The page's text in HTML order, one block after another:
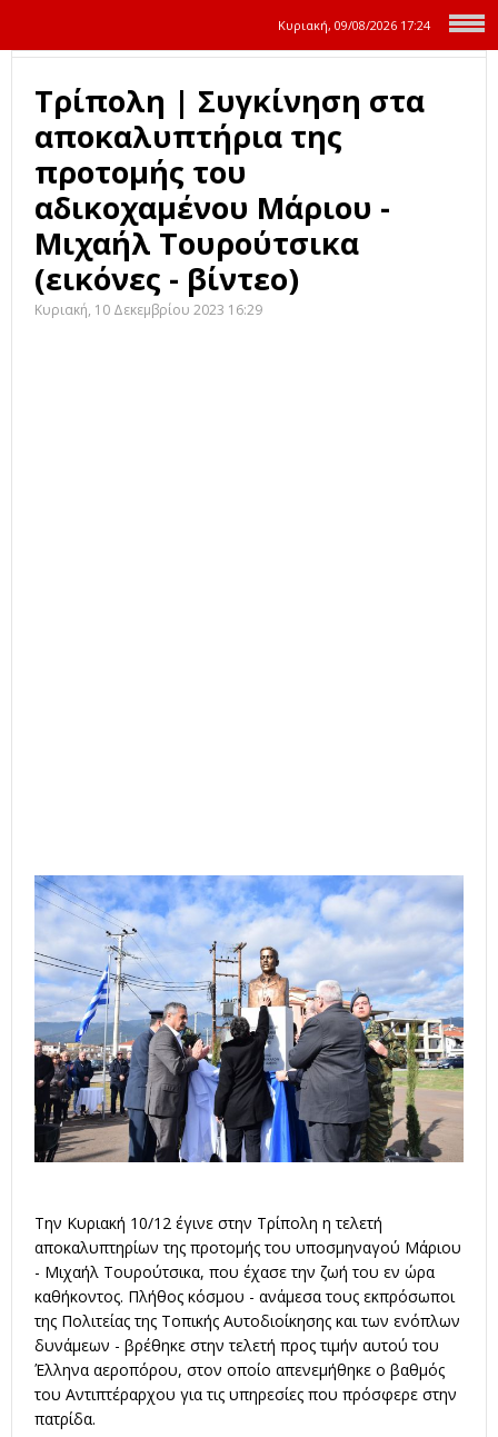
Κυριακή, 09/08/2026 17:24
Τρίπολη | Συγκίνηση στα
αποκαλυπτήρια της
προτομής του
αδικοχαμένου Μάριου -
Μιχαήλ Τουρούτσικα
(εικόνες - βίντεο)
Κυριακή, 10 Δεκεμβρίου 2023 16:29
Την Κυριακή 10/12 έγινε στην Τρίπολη η τελετή
αποκαλυπτηρίων της προτομής του υποσμηναγού Μάριου
- Μιχαήλ Τουρούτσικα, που έχασε την ζωή του εν ώρα
καθήκοντος. Πλήθος κόσμου - ανάμεσα τους εκπρόσωποι
της Πολιτείας της Τοπικής Αυτοδιοίκησης και των ενόπλων
δυνάμεων - βρέθηκε στην τελετή προς τιμήν αυτού του
Έλληνα αεροπόρου, στον οποίο απενεμήθηκε ο βαθμός
του Αντιπτέραρχου για τις υπηρεσίες που πρόσφερε στην
πατρίδα.